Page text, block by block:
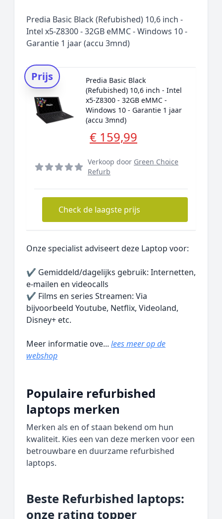
Predia Basic Black (Refubished) 10,6 inch -
Intel x5-Z8300 - 32GB eMMC - Windows 10 -
Garantie 1 jaar (accu 3mnd)
Prijs
Predia Basic Black
(Refubished) 10,6 inch - Intel
x5-Z8300 - 32GB eMMC -
Windows 10 - Garantie 1 jaar
(accu 3mnd)
€ 159,99
Verkoop door Green Choice
Refurb
Check de laagste prijs
Onze specialist adviseert deze Laptop voor:
✔ Gemiddeld/dagelijks gebruik: Internetten,
e-mailen en videocalls
✔ Films en series Streamen: Via
bijvoorbeeld Youtube, Netflix, Videoland,
Disney+ etc.
Meer informatie ove... lees meer op de
webshop
Populaire refurbished
laptops merken
Merken als en of staan bekend om hun
kwaliteit. Kies een van deze merken voor een
betrouwbare en duurzame refurbished
laptops.
Beste Refurbished laptops:
onze rating topper